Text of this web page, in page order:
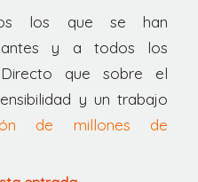
los que se han
y a todos los
que sobre el
y un trabajo
de millones de